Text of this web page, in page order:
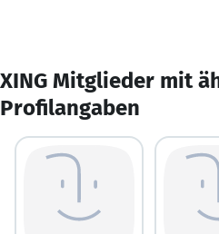
XING Mitglieder mit
Profilangaben